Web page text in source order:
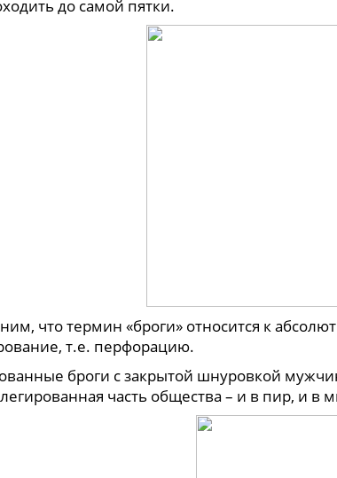
до самой пятки.
что термин «броги» относится к
т.е. перфорацию.
броги с закрытой шнуровкой
часть общества – и в пир, и в